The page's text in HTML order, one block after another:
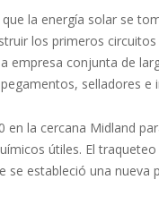
la energía solar se
los primeros
empresa conjunta de
selladores e
en la cercana Midland
útiles. El
estableció una